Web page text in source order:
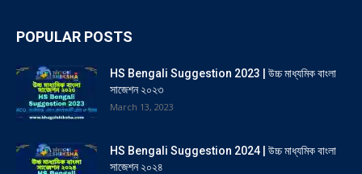
POPULAR POSTS
HS Bengali Suggestion 2023 | উচ্চ মাধ্যমিক বাংলা
সাজেশন ২০২৩
March 13, 2023
HS Bengali Suggestion 2024 | উচ্চ মাধ্যমিক বাংলা
সাজেশন ২০২৪